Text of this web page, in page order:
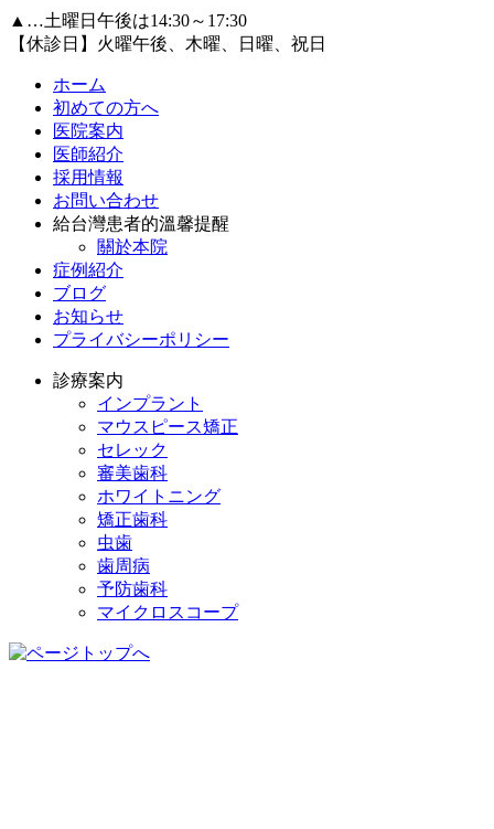
▲…土曜日午後は14:30～17:30
【休診日】火曜午後、木曜、日曜、祝日
ホーム
初めての方へ
医院案内
医師紹介
採用情報
お問い合わせ
給台灣患者的溫馨提醒
關於本院
症例紹介
ブログ
お知らせ
プライバシーポリシー
診療案内
インプラント
マウスピース矯正
セレック
審美歯科
ホワイトニング
矯正歯科
虫歯
歯周病
予防歯科
マイクロスコープ